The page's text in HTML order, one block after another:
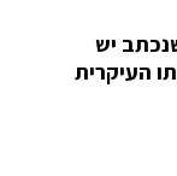
יש
העיקרית